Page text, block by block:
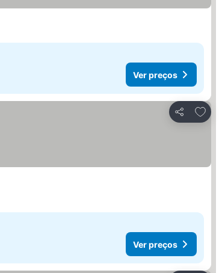
Ver preços
Partilhar
Ver preços